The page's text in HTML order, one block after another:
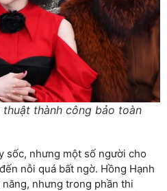
thành công bảo toàn
sốc, nhưng một số người cho
nỗi quá bất ngờ. Hồng Hạnh
nhưng trong phần thi